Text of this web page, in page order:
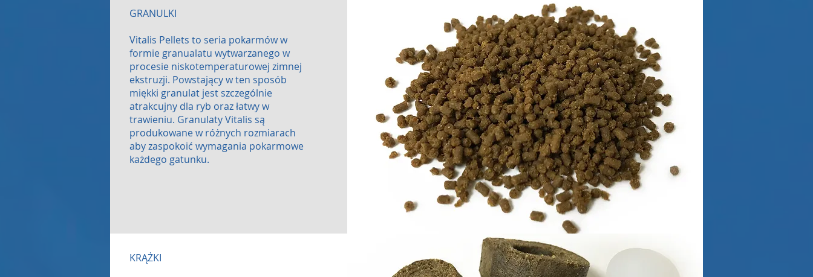
GRANULKI
Vitalis Pellets to seria pokarmów w
formie granualatu wytwarzanego w
procesie niskotemperaturowej zimnej
ekstruzji. Powstający w ten sposób
miękki granulat jest szczególnie
atrakcujny dla ryb oraz łatwy w
trawieniu. Granulaty Vitalis są
produkowane w różnych rozmiarach
aby zaspokoić wymagania pokarmowe
każdego gatunku.
KRĄŻKI